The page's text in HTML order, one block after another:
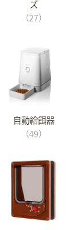
ズ
（27）
自動給餌器
（49）